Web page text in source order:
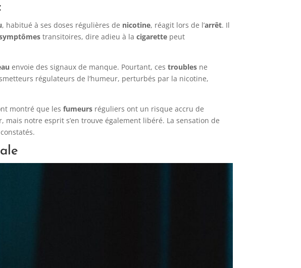
, habitué à ses doses régulières de nicotine, réagit lors de l’arrêt. Il
transitoires, dire adieu à lacigarette peut
envoie des signaux de manque. Pourtant, cestroubles ne
régulateurs de l’humeur, perturbés par la nicotine,
montré que lesfumeurs réguliers ont un risque accru de
mais notre esprit s’en trouve également libéré. La sensation de